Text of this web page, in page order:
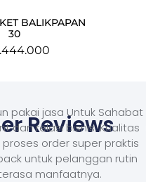
BALIKPAPAN
30
Reviews
pakai jasa Untuk Sahabat
dan relasi bisnis. Kualitas
order super praktis
untuk pelanggan rutin
manfaatnya.